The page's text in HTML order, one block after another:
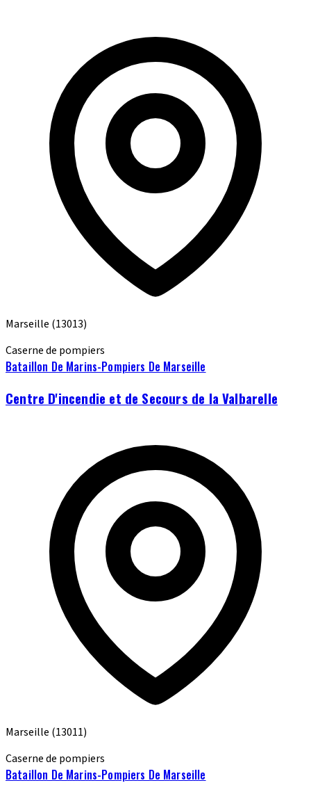
Marseille (13013)
Caserne de pompiers
Bataillon De Marins-Pompiers De Marseille
Centre D'incendie et de Secours de la Valbarelle
Marseille (13011)
Caserne de pompiers
Bataillon De Marins-Pompiers De Marseille